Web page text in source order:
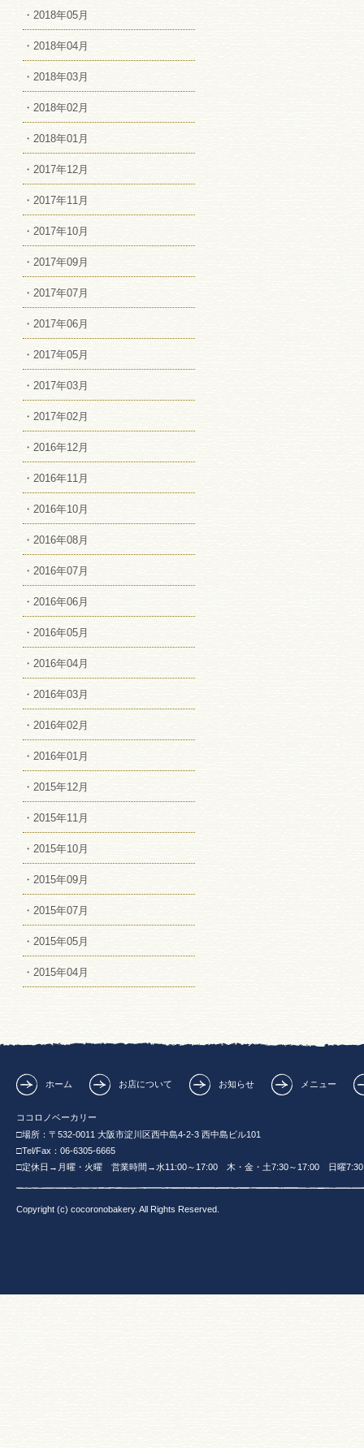
・2018年05月
・2018年04月
・2018年03月
・2018年02月
・2018年01月
・2017年12月
・2017年11月
・2017年10月
・2017年09月
・2017年07月
・2017年06月
・2017年05月
・2017年03月
・2017年02月
・2016年12月
・2016年11月
・2016年10月
・2016年08月
・2016年07月
・2016年06月
・2016年05月
・2016年04月
・2016年03月
・2016年02月
・2016年01月
・2015年12月
・2015年11月
・2015年10月
・2015年09月
・2015年07月
・2015年05月
・2015年04月
ホーム お店について お知らせ メニュー
ココロノベーカリー
□場所：〒532-0011 大阪市淀川区西中島4-2-3 西中島ビル101
□Tel/Fax：06-6305-6665
□定休日→月曜・火曜 営業時間→水11:00～17:00 木・金・土7:30～17:00 日曜7:30
Copyright (c) cocoronobakery. All Rights Reserved.